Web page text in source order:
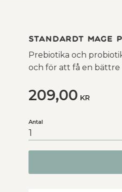
Standardt Mage
Prebiotika och
och för att få en bättre
209,00 KR
Antal